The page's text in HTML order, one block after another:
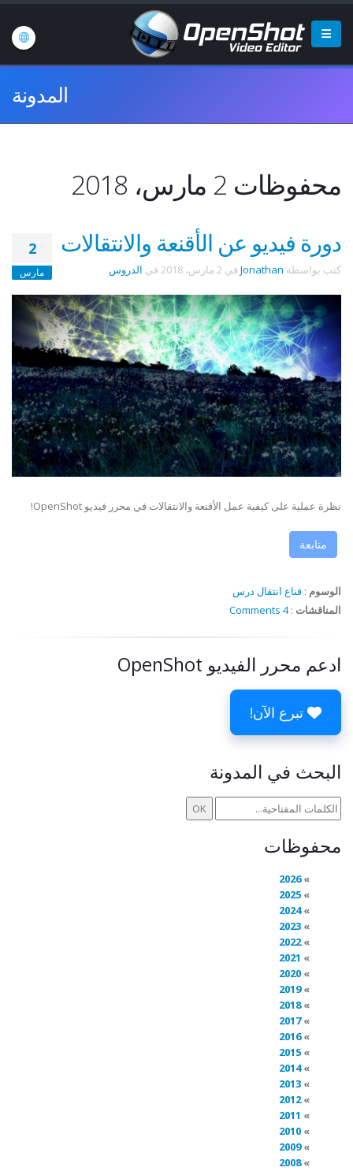
المدونة
محفوظات 2 مارس، 2018
2
مارس
دورة فيديو عن الأقنعة والانتقالات
كتب بواسطة Jonathan في 2 مارس، 2018 في الدروس .
نظرة عملية على كيفية عمل الأقنعة والانتقالات في محرر فيديو OpenShot!
متابعة
الوسوم : قناع انتقال درس
المناقشات :
4 Comments
ادعم محرر الفيديو OpenShot
تبرع الآن!
البحث في المدونة
محفوظات
2026
2025
2024
2023
2022
2021
2020
2019
2018
2017
2016
2015
2014
2013
2012
2011
2010
2009
2008